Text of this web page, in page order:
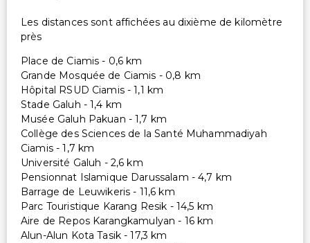
Les distances sont affichées au dixième de kilomètre
près
Place de Ciamis - 0,6 km
Grande Mosquée de Ciamis - 0,8 km
Hôpital RSUD Ciamis - 1,1 km
Stade Galuh - 1,4 km
Musée Galuh Pakuan - 1,7 km
Collège des Sciences de la Santé Muhammadiyah
Ciamis - 1,7 km
Université Galuh - 2,6 km
Pensionnat Islamique Darussalam - 4,7 km
Barrage de Leuwikeris - 11,6 km
Parc Touristique Karang Resik - 14,5 km
Aire de Repos Karangkamulyan - 16 km
Alun-Alun Kota Tasik - 17,3 km